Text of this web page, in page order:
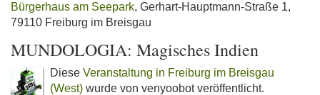
Bürgerhaus am Seepark, Gerhart-Hauptmann-Straße 1,
79110 Freiburg im Breisgau
MUNDOLOGIA: Magisches Indien
Diese Veranstaltung in Freiburg im Breisgau
(West) wurde von venyoobot veröffentlicht.